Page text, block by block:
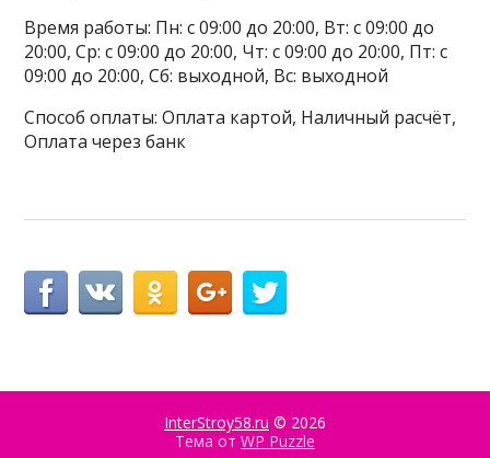
Время работы: Пн: с 09:00 до 20:00, Вт: с 09:00 до
20:00, Ср: с 09:00 до 20:00, Чт: с 09:00 до 20:00, Пт: с
09:00 до 20:00, Сб: выходной, Вс: выходной
Способ оплаты: Оплата картой, Наличный расчёт,
Оплата через банк
InterStroy58.ru © 2026
Тема от WP Puzzle